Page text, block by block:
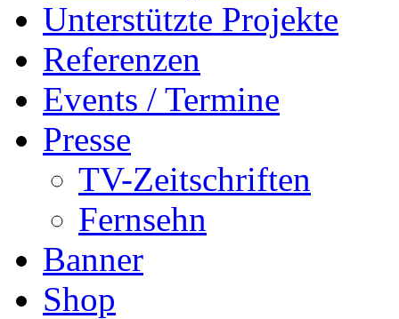
Unterstützte Projekte
Referenzen
Events / Termine
Presse
TV-Zeitschriften
Fernsehn
Banner
Shop